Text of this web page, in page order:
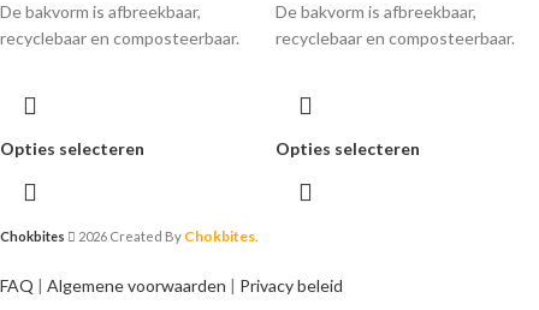
De bakvorm is afbreekbaar,
recyclebaar en composteerbaar.
Opties selecteren
De bakvorm is afbreekbaar,
recyclebaar en composteerbaar.
Opties selecteren
Chokbites 2026 Created By Chokbites
FAQ | Algemene voorwaarden | Privacy beleid